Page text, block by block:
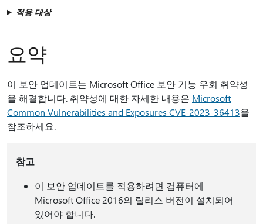
적용 대상
요약​​
이 보안 업데이트는 Microsoft Office 보안 기능 우회 취약성
을 해결합니다. 취약성에 대한 자세한 내용은 Microsoft
Common Vulnerabilities and Exposures CVE-2023-36413을
참조하세요.
참고
이 보안 업데이트를 적용하려면 컴퓨터에
Microsoft Office 2016의 릴리스 버전이 설치되어
있어야 합니다.